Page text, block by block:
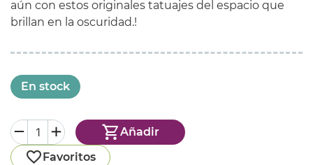
aún con estos originales tatuajes del espacio que
brillan en la oscuridad.!
En stock
Añadir
Favoritos